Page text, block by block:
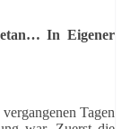
In Eigener
Tagen